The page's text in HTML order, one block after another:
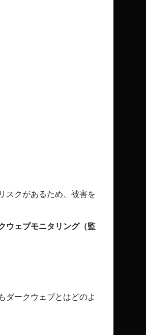
スクがあるため、被害を
ウェブモニタリング（監
ダークウェブとはどのよ